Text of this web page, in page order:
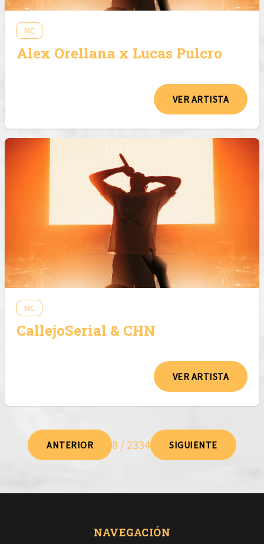
MC
Alex Orellana x Lucas Pulcro
VER ARTISTA
MC
CallejoSerial & CHN
VER ARTISTA
ANTERIOR 8 / 2334 SIGUIENTE
NAVEGACIÓN